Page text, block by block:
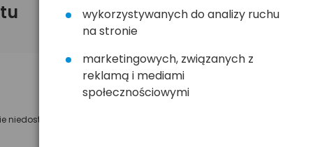
niedostępny
Powiadom mnie o dostępności
wykorzystywanych do analizy ruchu
na stronie
marketingowych, związanych z
reklamą i mediami
społecznościowymi